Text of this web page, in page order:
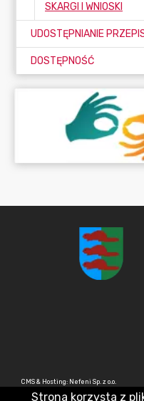
SKARGI I WNIOSKI
DOSTĘPNOŚĆ
CMS & Hosting: Nefeni Sp. z o.o.
Strona korzysta z